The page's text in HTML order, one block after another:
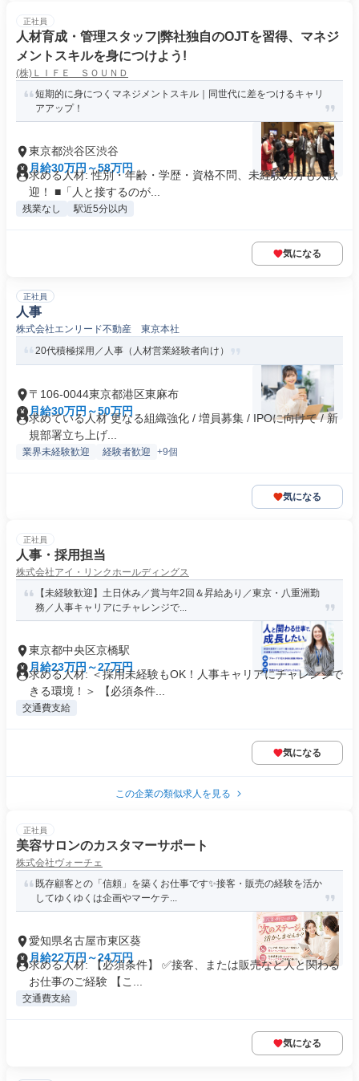
正社員
人材育成・管理スタッフ|弊社独自のOJTを習得、マネジ
メントスキルを身につけよう!
(株)ＬＩＦＥ ＳＯＵＮＤ
短期的に身につくマネジメントスキル｜同世代に差をつけるキャリ
アアップ！
東京都渋谷区渋谷
月給30万円～58万円
求める人材: 性別・年齢・学歴・資格不問、未経験の方も大歓
迎！ ■「人と接するのが...
残業なし 駅近5分以内
気になる
正社員
人事
株式会社エンリード不動産 東京本社
20代積極採用／人事（人材営業経験者向け）
〒106-0044東京都港区東麻布
月給30万円～50万円
求めている人材 更なる組織強化 / 増員募集 / IPOに向けて / 新
規部署立ち上げ...
業界未経験歓迎 経験者歓迎 +9個
気になる
正社員
人事・採用担当
株式会社アイ・リンクホールディングス
【未経験歓迎】土日休み／賞与年2回＆昇給あり／東京・八重洲勤
務／人事キャリアにチャレンジで...
東京都中央区京橋駅
月給23万円～27万円
求める人材: ＜採用未経験もOK！人事キャリアにチャレンジで
きる環境！＞ 【必須条件...
交通費支給
気になる
この企業の類似求人を見る
正社員
美容サロンのカスタマーサポート
株式会社ヴォーチェ
既存顧客との「信頼」を築くお仕事です✨️接客・販売の経験を活か
してゆくゆくは企画やマーケテ...
愛知県名古屋市東区葵
月給22万円～24万円
求める人材: 【必須条件】 ✅️接客、または販売など人と関わる
お仕事のご経験 【こ...
交通費支給
気になる